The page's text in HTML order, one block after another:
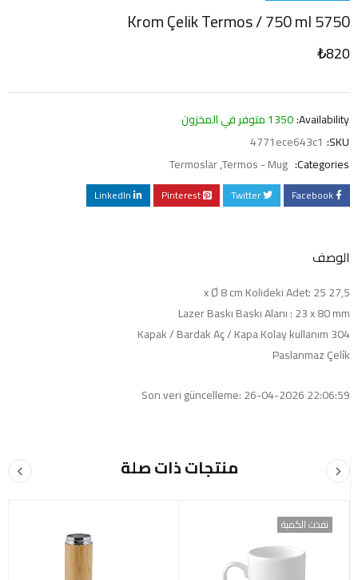
5750 Krom Çelik Termos / 750 ml
₺820
Availability: 1350 متوفر في المخزون
SKU:
4771ece643c1
Categories:
Termos - Mug
,
Termoslar
Facebook
Twitter
Pinterest
LinkedIn
الوصف
27,5 x Ø 8 cm Kolideki Adet: 25
Lazer Baskı Baskı Alanı : 23 x 80 mm
Kapak / Bardak Aç / Kapa Kolay kullanım 304
Paslanmaz Çeli̇k
Son veri güncelleme: 26-04-2026 22:06:59
منتجات ذات صلة
نفذت الكمية